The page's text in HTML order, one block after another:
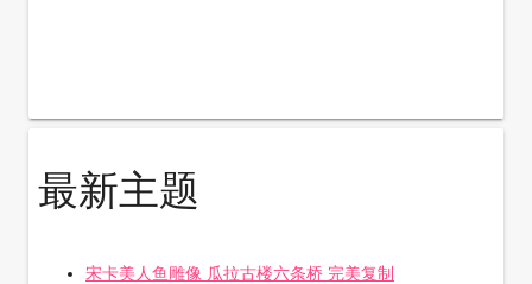
最新主题
宋卡美人鱼雕像 瓜拉古楼六条桥 完美复制